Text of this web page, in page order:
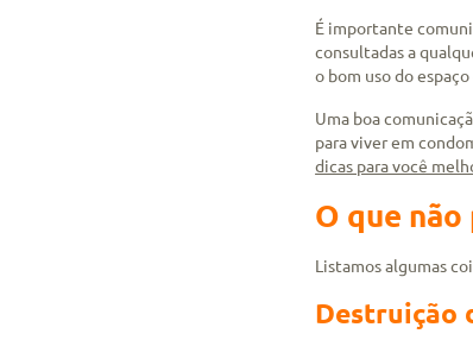
É importante
consultadas a
o bom uso do
Uma boa
para viver em
dicas para você
O que
Listamos algumas
Destruição